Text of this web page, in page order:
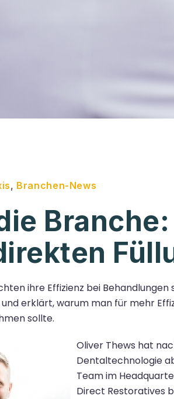
, Branchen-News
ihre Effizienz bei
erklärt, warum man für mehr
sollte.
Oliver Thews hat
Dentaltechnologie
Team im
Direct Restoratives